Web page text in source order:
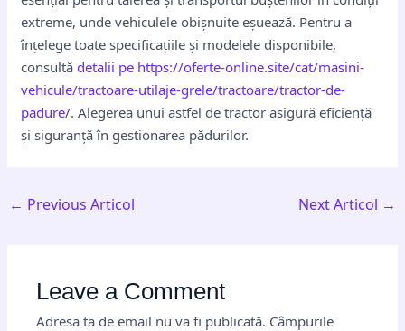
extreme, unde vehiculele obișnuite eșuează. Pentru a
înțelege toate specificațiile și modelele disponibile,
consultădetalii pe https://oferte-online.site/cat/masini-
vehicule/tractoare-utilaje-grele/tractoare/tractor-de-
padure/. Alegerea unui astfel de tractor asigură eficiență
și siguranță în gestionarea pădurilor.
← Previous Articol Next Articol →
Leave a Comment
Adresa ta de email nu va fi publicată. Câmpurile